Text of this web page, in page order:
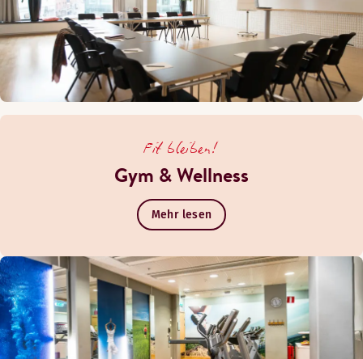
Fit bleiben!
Gym & Wellness
Mehr lesen